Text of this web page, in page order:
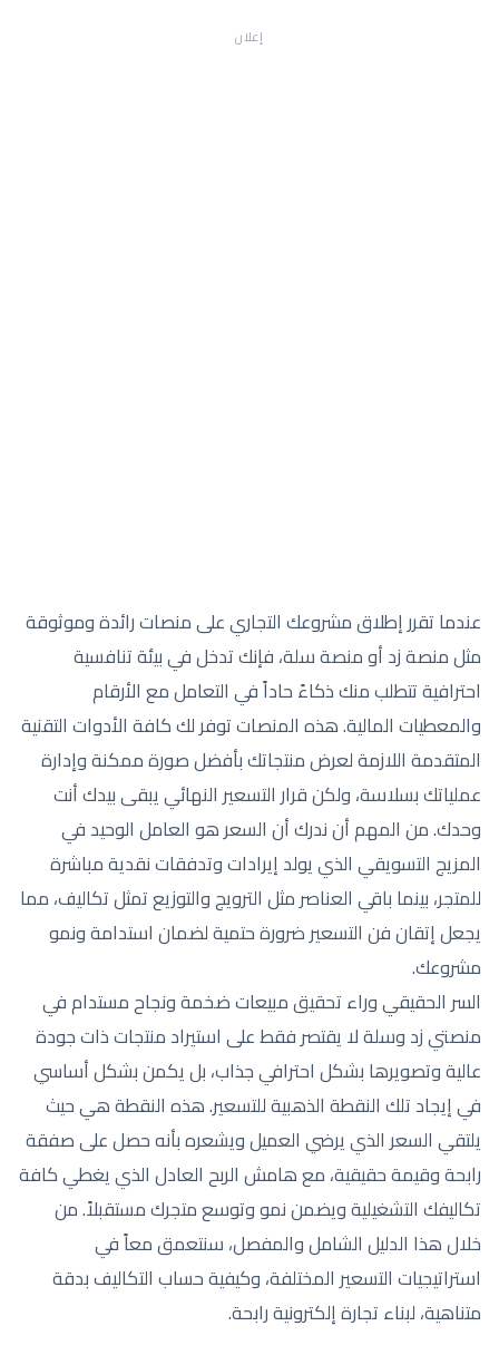
إعلان
عندما تقرر إطلاق مشروعك التجاري على منصات رائدة وموثوقة
مثل منصة زد أو منصة سلة، فإنك تدخل في بيئة تنافسية
احترافية تتطلب منك ذكاءً حاداً في التعامل مع الأرقام
والمعطيات المالية. هذه المنصات توفر لك كافة الأدوات التقنية
المتقدمة اللازمة لعرض منتجاتك بأفضل صورة ممكنة وإدارة
عملياتك بسلاسة، ولكن قرار التسعير النهائي يبقى بيدك أنت
وحدك. من المهم أن ندرك أن السعر هو العامل الوحيد في
المزيج التسويقي الذي يولد إيرادات وتدفقات نقدية مباشرة
للمتجر، بينما باقي العناصر مثل الترويج والتوزيع تمثل تكاليف، مما
يجعل إتقان فن التسعير ضرورة حتمية لضمان استدامة ونمو
مشروعك.
السر الحقيقي وراء تحقيق مبيعات ضخمة ونجاح مستدام في
منصتي زد وسلة لا يقتصر فقط على استيراد منتجات ذات جودة
عالية وتصويرها بشكل احترافي جذاب، بل يكمن بشكل أساسي
في إيجاد تلك النقطة الذهبية للتسعير. هذه النقطة هي حيث
يلتقي السعر الذي يرضي العميل ويشعره بأنه حصل على صفقة
رابحة وقيمة حقيقية، مع هامش الربح العادل الذي يغطي كافة
تكاليفك التشغيلية ويضمن نمو وتوسع متجرك مستقبلاً. من
خلال هذا الدليل الشامل والمفصل، سنتعمق معاً في
استراتيجيات التسعير المختلفة، وكيفية حساب التكاليف بدقة
متناهية، لبناء تجارة إلكترونية رابحة.